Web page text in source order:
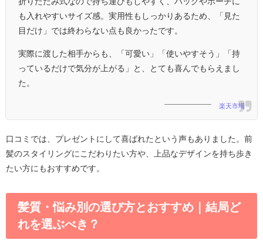
も入れやすいサイズ感。実用性もしっかりあるため、「見た
目だけ」では終わらない点も良かったです。
実際に渡した相手からも、「可愛い」「使いやすそう」「持
っているだけで気分が上がる」と、とても喜んでもらえまし
た。
楽天市場
口コミでは、プレゼントにして喜ばれたという声もありました。前
髪のスタイリングにこだわりたい方や、上品なデザインを持ち歩き
たい方にもおすすめです。
髪質・悩み別の選び方とおすすめ｜結局ど
れを選ぶべき？